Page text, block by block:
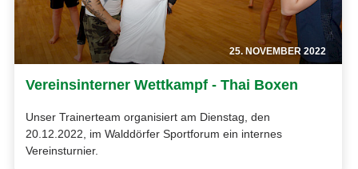
25. NOVEMBER 2022
Vereinsinterner Wettkampf - Thai Boxen
Unser Trainerteam organisiert am Dienstag, den
20.12.2022, im Walddörfer Sportforum ein internes
Vereinsturnier.